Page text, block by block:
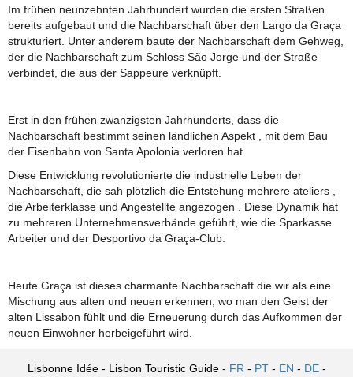
Im frühen neunzehnten Jahrhundert wurden die ersten Straßen
bereits aufgebaut und die Nachbarschaft über den Largo da Graça
strukturiert. Unter anderem baute der Nachbarschaft dem Gehweg,
der die Nachbarschaft zum Schloss São Jorge und der Straße
verbindet, die aus der Sappeure verknüpft.
Erst in den frühen zwanzigsten Jahrhunderts, dass die
Nachbarschaft bestimmt seinen ländlichen Aspekt , mit dem Bau
der Eisenbahn von Santa Apolonia verloren hat.
Diese Entwicklung revolutionierte die industrielle Leben der
Nachbarschaft, die sah plötzlich die Entstehung mehrere ateliers ,
die Arbeiterklasse und Angestellte angezogen . Diese Dynamik hat
zu mehreren Unternehmensverbände geführt, wie die Sparkasse
Arbeiter und der Desportivo da Graça-Club.
Heute Graça ist dieses charmante Nachbarschaft die wir als eine
Mischung aus alten und neuen erkennen, wo man den Geist der
alten Lissabon fühlt und die Erneuerung durch das Aufkommen der
neuen Einwohner herbeigeführt wird.
Lisbonne Idée - Lisbon Touristic Guide - FR- PT- EN - DE-